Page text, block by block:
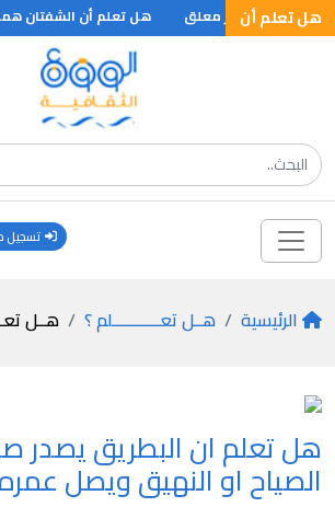
هل تعلم أن
تعلم اطول جسر معلق هل تعلم أن الشفتان
تسجيل
الرئيسية هــل تعـــــــــــلم ؟ هــل
هل تعلم ان البطريق يصدر
الصياح او النهيق ويصل عمره الى